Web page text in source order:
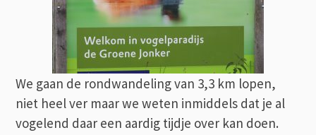
We gaan de rondwandeling van 3,3 km lopen,
niet heel ver maar we weten inmiddels dat je al
vogelend daar een aardig tijdje over kan doen.